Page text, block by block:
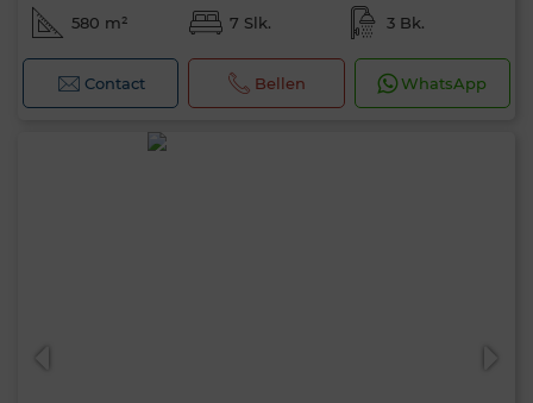
580 m² 7 Slk. 3 Bk.
Contact Bellen WhatsApp